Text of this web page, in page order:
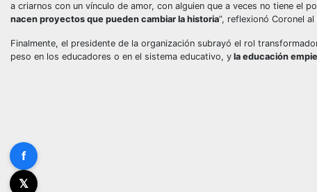
a criarnos con un vínculo de amor, con alguien que a veces no tiene el
nacen proyectos que pueden cambiar la historia”, reflexionó Coronel
Finalmente, el presidente de la organización subrayó el rol
peso en los educadores o en el sistema educativo, y la educación
f
𝕏